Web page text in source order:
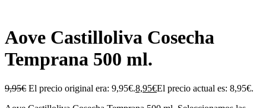
Aove Castilloliva Cosecha
Temprana 500 ml.
9,95€ El precio original era: 9,95€.8,95€El precio actual es: 8,95€.